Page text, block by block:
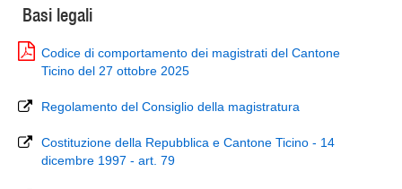
Basi legali
Codice di comportamento dei magistrati del Cantone
Ticino del 27 ottobre 2025
Regolamento del Consiglio della magistratura
Costituzione della Repubblica e Cantone Ticino - 14
dicembre 1997 - art. 79